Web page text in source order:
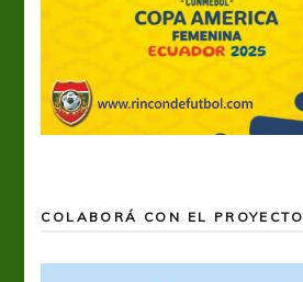
COLABORÁ CON EL PROYECTO